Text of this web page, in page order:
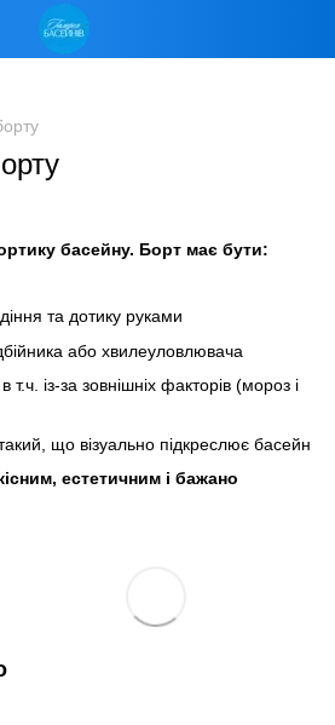
басейну. Борт має бути:
та дотику руками
або хвилеуловлювача
т.ч. із-за зовнішніх факторів (мороз і
що візуально підкреслює басейн
естетичним і бажано